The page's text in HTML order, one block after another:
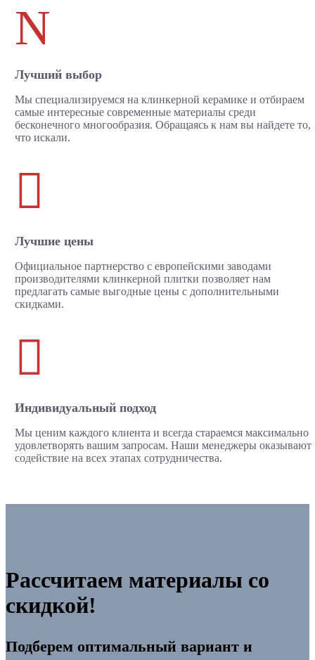
N
Лучший выбор
Мы специализируемся на клинкерной керамике и отбираем
самые интересные современные материалы среди
бесконечного многообразия. Обращаясь к нам вы найдете то,
что искали.

Лучшие цены
Официальное партнерство с европейскими заводами
производителями клинкерной плитки позволяет нам
предлагать самые выгодные цены с дополнительными
скидками.

Индивидуальный подход
Мы ценим каждого клиента и всегда стараемся максимально
удовлетворять вашим запросам. Наши менеджеры оказывают
содействие на всех этапах сотрудничества.
Рассчитаем материалы со
скидкой!
Подберем оптимальный вариант и